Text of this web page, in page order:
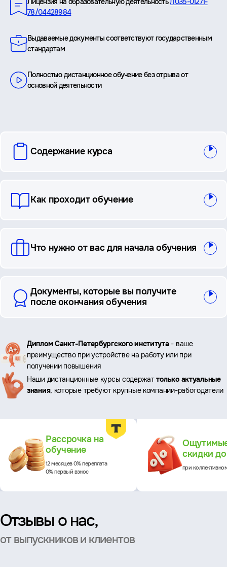
78/04428984
Выдаваемые документы соответствуют государственным
стандартам
Полностью дистанционное обучение без отрыва от
основной деятельности
вопросы
Содержание курса
Как проходит обучение
Что нужно от вас для начала обучения
Документы, которые вы получите
после окончания обучения
Ключевые
преимущества
Диплом Санкт-Петербургского института- ваше
преимущество при устройстве на работу или при
получении повышения
Наши дистанционные курсы содержаттолько актуальные
знания, которые требуют крупные компании-работодатели
Рассрочка на
обучение
12 месяцев 0% переплата
0% первый взнос
скидки
при
Отзывы о нас,
от выпускников и клиентов